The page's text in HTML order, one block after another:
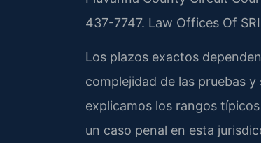
437-7747. Law Offices Of
Los plazos exactos
complejidad de las pruebas
explicamos los rangos
un caso penal en esta